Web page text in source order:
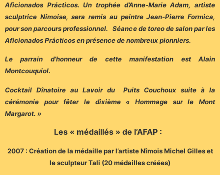
Aficionados Prácticos. Un trophée d’Anne-Marie Adam, artiste
sculptrice Nîmoise, sera remis au peintre Jean-Pierre Formica,
pour son parcours professionnel. Séance de toreo de salon par les
Aficionados Prácticos en présence de nombreux pionniers.
Le parrain d’honneur de cette manifestation est Alain
Montcouquiol.
Cocktail Dînatoire au Lavoir du Puits Couchoux suite à la
cérémonie pour fêter le dixième « Hommage sur le Mont
Margarot. »
Les « médaillés » de l’AFAP :
2007 : Création de la médaille par l’artiste Nîmois Michel Gilles et
le sculpteur Tali (20 médailles créées)